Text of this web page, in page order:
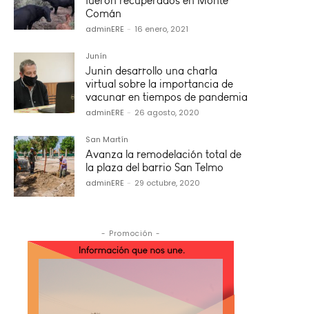
Comán
adminERE - 16 enero, 2021
Junín
Junin desarrollo una charla
virtual sobre la importancia de
vacunar en tiempos de pandemia
adminERE - 26 agosto, 2020
San Martín
Avanza la remodelación total de
la plaza del barrio San Telmo
adminERE - 29 octubre, 2020
- Promoción -